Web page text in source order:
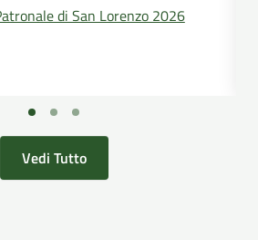
di San Lorenzo 2026
Vedi Tutto